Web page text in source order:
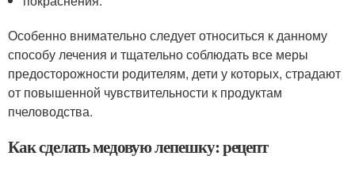
Особенно внимательно следует относиться к данному
способу лечения и тщательно соблюдать все меры
предосторожности родителям, дети у которых, страдают
от повышенной чувствительности к продуктам
пчеловодства.
Как сделать медовую лепешку: рецепт